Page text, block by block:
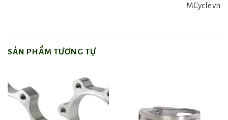
MCycle.vn
SẢN PHẨM TƯƠNG TỰ